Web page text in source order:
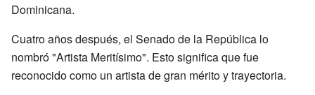
Dominicana.
Cuatro años después, el Senado de la República lo
nombró "Artista Meritísimo". Esto significa que fue
reconocido como un artista de gran mérito y trayectoria.